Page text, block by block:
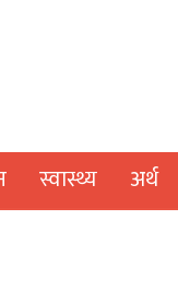
स्वास्थ्य अर्थ